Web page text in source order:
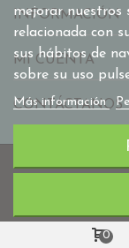
mejorar nuestros
relacionada con
sus hábitos de
sobre su uso
Más información
INFORMACIÓN
MI CUENTA
CONTÁCTANOS
0